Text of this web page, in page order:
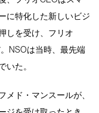
に特化した新しいビジ
しを受け、フリオ
NSOは当時、最先端
いた。
メド・マンスールが、